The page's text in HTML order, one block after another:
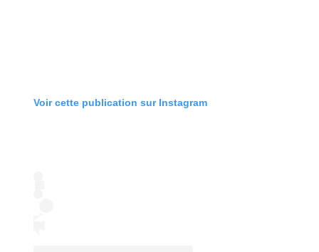
Voir cette publication sur Instagram